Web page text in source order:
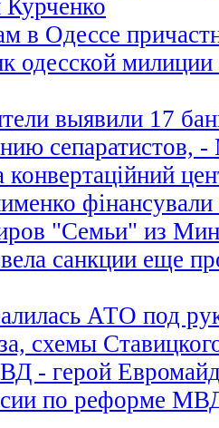
Курченко
в Одессе
одесской
выявили 17
сепаратистов,
фінансували
"Семьи" из
санкции еще
АТО под
схемы
- герой
по реформе